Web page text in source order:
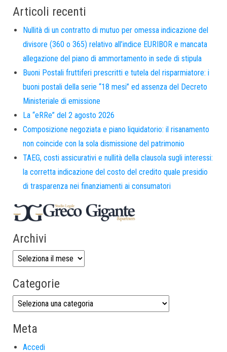
Articoli recenti
Nullità di un contratto di mutuo per omessa indicazione del
divisore (360 o 365) relativo all’indice EURIBOR e mancata
allegazione del piano di ammortamento in sede di stipula
Buoni Postali fruttiferi prescritti e tutela del risparmiatore: i
buoni postali della serie “18 mesi” ed assenza del Decreto
Ministeriale di emissione
La “eRRe” del 2 agosto 2026
Composizione negoziata e piano liquidatorio: il risanamento
non coincide con la sola dismissione del patrimonio
TAEG, costi assicurativi e nullità della clausola sugli interessi:
la corretta indicazione del costo del credito quale presidio
di trasparenza nei finanziamenti ai consumatori
Archivi
Categorie
Meta
Accedi